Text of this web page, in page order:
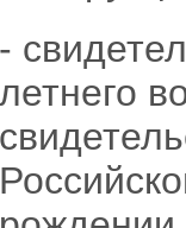
-
летнего